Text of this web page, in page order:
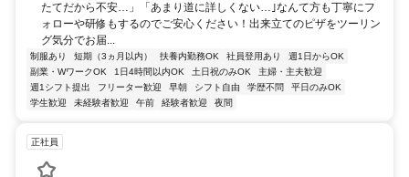
たてだから不安…」「あまり道に詳しくない…｣なんて方も丁寧にフ
ォローや研修もするのでご安心ください！出来立てのピザをツーリン
グ気分でお届...
制服あり 短期（3ヵ月以内） 扶養内勤務OK 社員登用あり
週1日からOK
副業・WワークOK
1日4時間以内OK 土日祝のみOK
主婦・主夫歓迎
週1シフト提出
フリーター歓迎 早朝 シフト自由 学歴不問
平日のみOK
学生歓迎
未経験者歓迎 午前 経験者歓迎 夜間
正社員